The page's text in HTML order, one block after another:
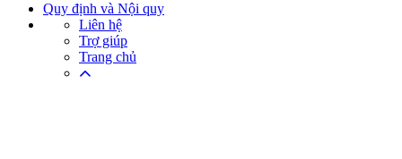
Quy định và Nội quy
Liên hệ
Trợ giúp
Trang chủ